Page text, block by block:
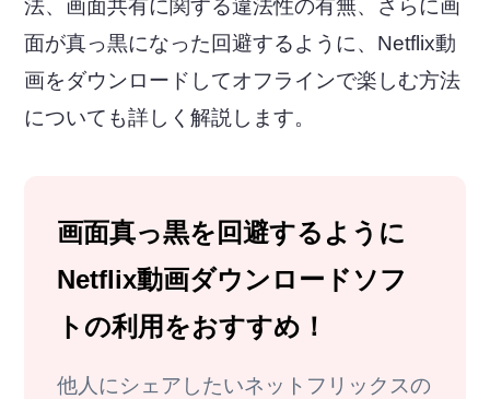
法、画面共有に関する違法性の有無、さらに画
面が真っ黒になった回避するように、Netflix動
画をダウンロードしてオフラインで楽しむ方法
についても詳しく解説します。
画面真っ黒を回避するように
Netflix動画ダウンロードソフ
トの利用をおすすめ！
他人にシェアしたいネットフリックスの